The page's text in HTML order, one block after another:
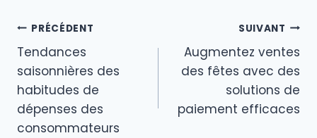
n o
o
k
Navigation
de
l’article
PRÉCÉDENT
Tendances
saisonnières des
habitudes de
dépenses des
consommateurs
SUIVANT
Augmentez ventes
des fêtes avec des
solutions de
paiement efficaces